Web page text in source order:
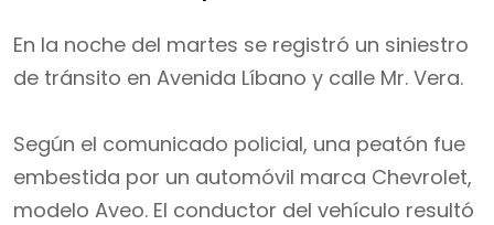
En la noche del martes se registró un siniestro
de tránsito en Avenida Líbano y calle Mr. Vera.
Según el comunicado policial, una peatón fue
embestida por un automóvil marca Chevrolet,
modelo Aveo. El conductor del vehículo resultó